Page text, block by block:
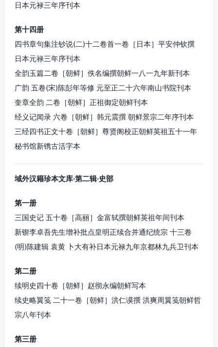
日本元禄三年序刊本
第十四册
四书章句集注钞说(二)十二卷首一卷［日本］平安仲钦撰
日本元禄三年序刊本
全韵玉篇二卷［朝鲜］佚名编撰朝鲜一八一九年新刊本
广韵 五卷(宋)陈彭年等修 元至正二十六年南山书院刊本
奎章全韵 二卷［朝鲜］正祖御定朝鲜刊本
经义记闻录 六卷［朝鲜］韩元震撰 朝鲜景宗二年序刊本
三经四书正文十卷［朝鲜］尊贤阁校正朝鲜英祖五十一年
秘书馆新镌古活字本
域外汉籍珍本文库·第二辑·史部
第一册
三国史记 五十卷［高丽］金富轼撰朝鲜英祖年间刊本
新锲李卓吾先生增补批点皇明正续合并通纪统宗 十三卷
(明)陈建辑 袁黄 卜大有补日本元禄九年京都林九兵卫刊本
第二册
续明史四十卷［朝鲜］赵彻永编朝鲜写本
续史略翼笺 二十一卷［朝鲜］洪仁谟撰 洪爽周翼笺朝鲜哲
宗八年刊本
第三册